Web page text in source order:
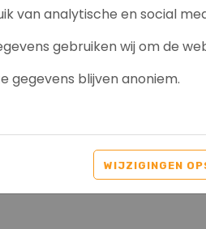
van analytische en social
gebruiken wij om de
gegevens blijven anoniem.
WIJZIGINGEN
Artikelnr: 2034
Gevraagd/